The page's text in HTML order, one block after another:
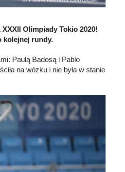
Olimpiady Tokio 2020!
kolejnej rundy.
Paulą Badosą i Pablo
na wózku i nie była w stanie